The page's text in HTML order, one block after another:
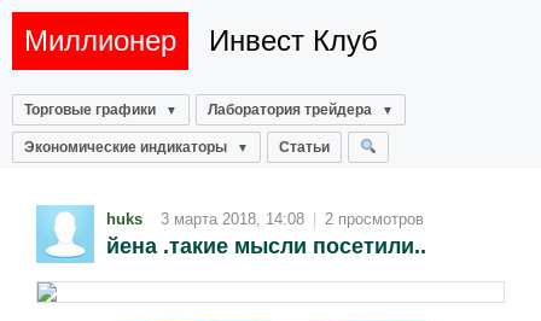
Миллионер Инвест Клуб
Торговые графики Лаборатория трейдера
Экономические индикаторы Статьи
huks 3 марта 2018, 14:08 | 2 просмотров
йена .такие мысли посетили..